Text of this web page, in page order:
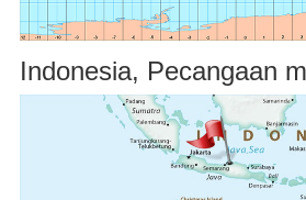
Indonesia, Pecangaan